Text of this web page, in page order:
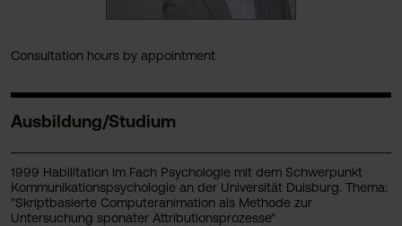
Consultation hours by appointment
Ausbildung/Studium
1999 Habilitation im Fach Psychologie mit dem Schwerpunkt
Kommunikationspsychologie an der Universität Duisburg. Thema:
"Skriptbasierte Computeranimation als Methode zur
Untersuchung sponater Attributionsprozesse"